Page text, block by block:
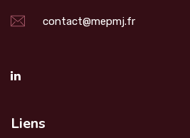
contact@mepmj.fr
Liens